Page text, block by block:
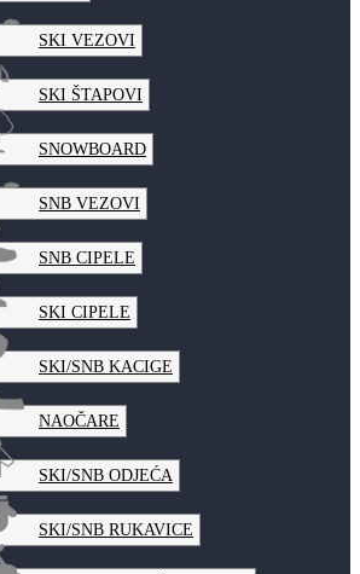
SKI VEZOVI
SKI ŠTAPOVI
SNOWBOARD
SNB VEZOVI
SNB CIPELE
SKI CIPELE
SKI/SNB KACIGE
NAOČARE
SKI/SNB ODJEĆA
SKI/SNB RUKAVICE